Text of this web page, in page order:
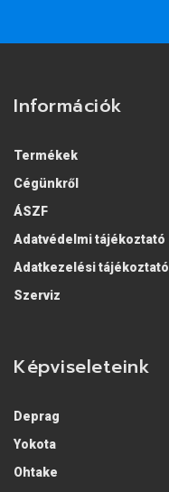
Információk
Termékek
Cégünkről
ÁSZF
Adatvédelmi tájékoztató
Adatkezelési tájékoztató
Szerviz
Képviseleteink
Deprag
Yokota
Ohtake